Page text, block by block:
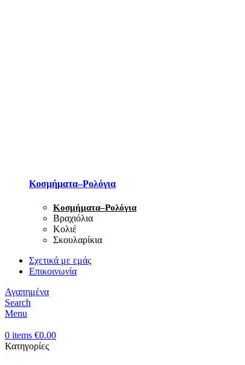
Κοσμήματα–Ρολόγια
Κοσμήματα–Ρολόγια
Βραχιόλια
Κολιέ
Σκουλαρίκια
Σχετικά με εμάς
Επικοινωνία
Αγαπημένα
Search
Menu
0 items €0.00
Κατηγορίες